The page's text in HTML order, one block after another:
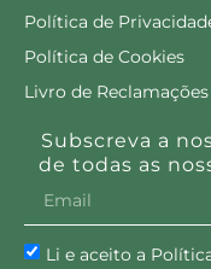
Política de
Política de Cookies
Livro de Reclamações
Subscreva a
de todas as
Li e aceito a